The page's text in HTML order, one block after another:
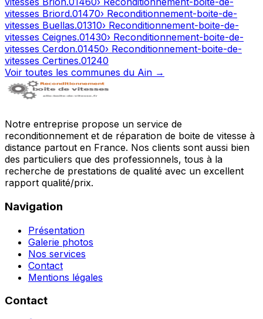
vitesses Briord.01470› Reconditionnement-boite-de-
vitesses Buellas.01310› Reconditionnement-boite-de-
vitesses Ceignes.01430› Reconditionnement-boite-de-
vitesses Cerdon.01450› Reconditionnement-boite-de-
vitesses Certines.01240
Voir toutes les communes du Ain →
Notre entreprise propose un service de
reconditionnement et de réparation de boite de vitesse à
distance partout en France. Nos clients sont aussi bien
des particuliers que des professionnels, tous à la
recherche de prestations de qualité avec un excellent
rapport qualité/prix.
Navigation
Présentation
Galerie photos
Nos services
Contact
Mentions légales
Contact